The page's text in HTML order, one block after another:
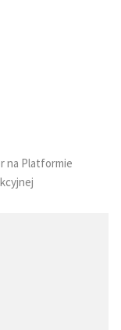
na Platformie